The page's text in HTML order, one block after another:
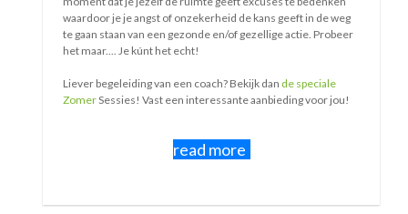
Algemene voorwaarden
Klachtenregeling
AVG
Uitstekend•4,820reviews uit2bronnen